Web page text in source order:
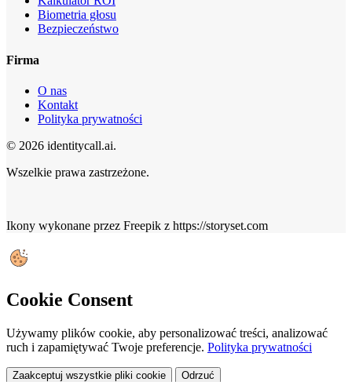
Biometria głosu
Bezpieczeństwo
Firma
O nas
Kontakt
Polityka prywatności
© 2026 identitycall.ai.
Wszelkie prawa zastrzeżone.
Ikony wykonane przez Freepik z https://storyset.com
Cookie Consent
Używamy plików cookie, aby personalizować treści, analizować
ruch i zapamiętywać Twoje preferencje. Polityka prywatności
Zaakceptuj wszystkie pliki cookie Odrzuć